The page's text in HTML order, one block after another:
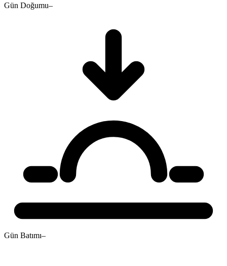
Gün Doğumu–
Gün Batımı–